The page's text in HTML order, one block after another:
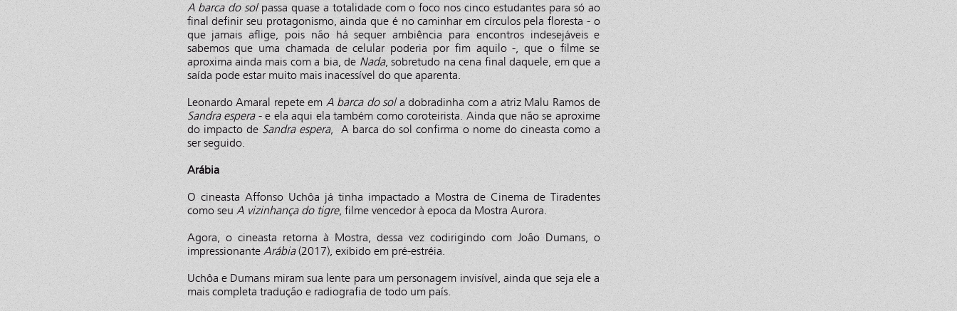
A barca do solpassa quase a totalidade com o foco nos cinco estudantes para só ao
final definir seu protagonismo, ainda que é no caminhar em círculos pela floresta - o
que jamais aflige, pois não há sequer ambiência para encontros indesejáveis e
sabemos que uma chamada de celular poderia por fim aquilo -, que o filme se
aproxima ainda mais com a bia, de Nada, sobretudo na cena final daquele, em que a
saída pode estar muito mais inacessível do que aparenta.
Leonardo Amaral repete em A barca do sola dobradinha com a atriz Malu Ramos de
Sandra espera- e ela aqui ela também como coroteirista. Ainda que não se aproxime
do impacto de Sandra espera, A barca do sol confirma o nome do cineasta como a
ser seguido.
Arábia
O cineasta Affonso Uchôa já tinha impactado a Mostra de Cinema de Tiradentes
como seuA vizinhança do tigre, filme vencedor à epoca da Mostra Aurora.
Agora, o cineasta retorna à Mostra, dessa vez codirigindo com João Dumans, o
impressionante Arábia(2017), exibido em pré-estréia.
Uchôa e Dumans miram sua lente para um personagem invisível, ainda que seja ele a
mais completa tradução e radiografia de todo um país.